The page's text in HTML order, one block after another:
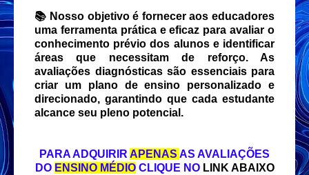
📚 Nosso objetivo é fornecer aos educadores
uma ferramenta prática e eficaz para avaliar o
conhecimento prévio dos alunos e identificar
áreas que necessitam de reforço. As
avaliações diagnósticas são essenciais para
criar um plano de ensino personalizado e
direcionado, garantindo que cada estudante
alcance seu pleno potencial.
PARA ADQUIRIR APENAS AS AVALIAÇÕES
DO ENSINO MÉDIOCLIQUE NO LINK ABAIXO